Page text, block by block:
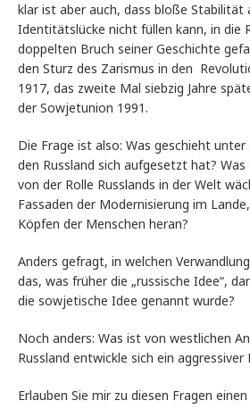
klar ist aber auch, dass bloße Stabilität
Identitätslücke nicht füllen kann, in die
doppelten Bruch seiner Geschichte
den Sturz des Zarismus in den
1917, das zweite Mal siebzig Jahre
der Sowjetunion 1991.
Die Frage ist also: Was geschieht unter
den Russland sich aufgesetzt hat?
von der Rolle Russlands in der Welt
Fassaden der Modernisierung im
Köpfen der Menschen heran?
Anders gefragt, in welchen
das, was früher die „russische Idee“,
die sowjetische Idee genannt wurde?
Noch anders: Was ist von westlichen
Russland entwickle sich ein
Erlauben Sie mir zu diesen Fragen